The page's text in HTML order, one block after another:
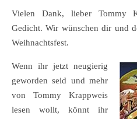
Vielen Dank, lieber Tommy
Gedicht. Wir wünschen dir und
Weihnachtsfest.
Wenn ihr jetzt neugierig
geworden seid und mehr
von Tommy Krappweis
lesen wollt, könnt ihr